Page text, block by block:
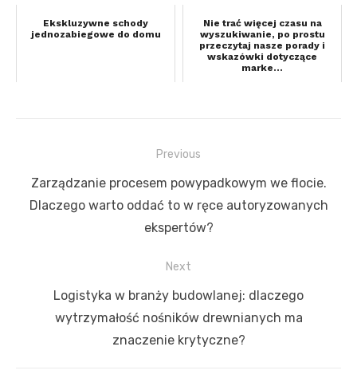
Ekskluzywne schody
jednozabiegowe do domu
Nie trać więcej czasu na
wyszukiwanie, po prostu
przeczytaj nasze porady i
wskazówki dotyczące
marke...
wpisu
Previous
Previous
post:
Zarządzanie procesem powypadkowym we flocie.
Dlaczego warto oddać to w ręce autoryzowanych
ekspertów?
Next
Logistyka w branży budowlanej: dlaczego
wytrzymałość nośników drewnianych ma
znaczenie krytyczne?